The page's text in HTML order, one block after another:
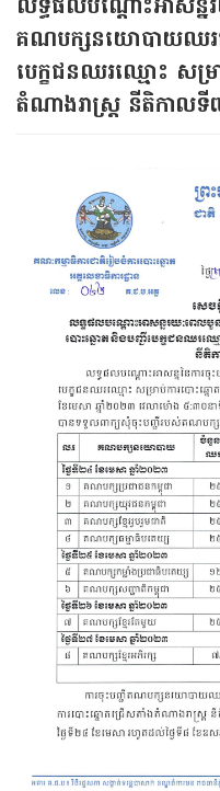
លទ្ធផលបណ្ដោះអាសន្នរ
គណបក្សនយោបាយឈរឈ្
បេក្ខជនឈរឈ្មោះ សម្រ
តំណាងរាស្រ្ត នីតិកាល